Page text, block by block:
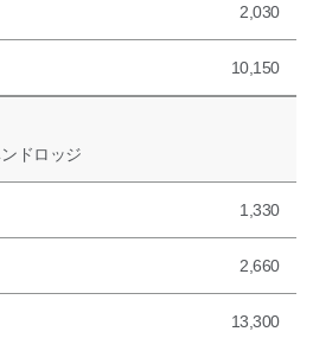
2,030
10,150
ドロッジ
1,330
2,660
13,300